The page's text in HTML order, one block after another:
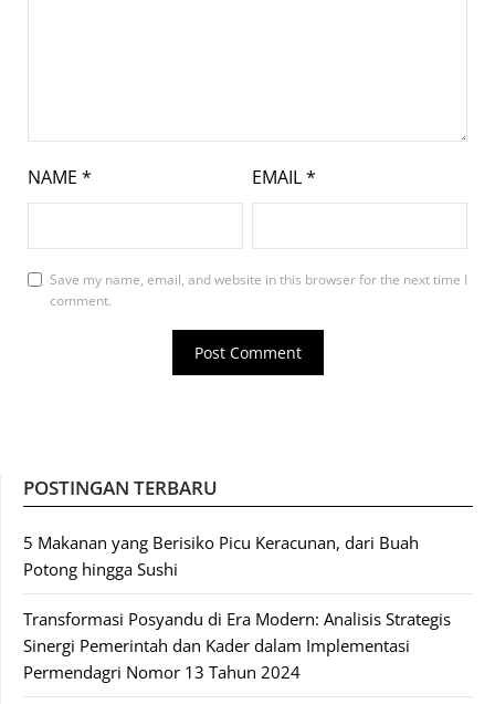
NAME * EMAIL*
Save my name, email, and website in this browser for the next time I
comment.
POSTINGAN TERBARU
5 Makanan yang Berisiko Picu Keracunan, dari Buah
Potong hingga Sushi
Transformasi Posyandu di Era Modern: Analisis Strategis
Sinergi Pemerintah dan Kader dalam Implementasi
Permendagri Nomor 13 Tahun 2024